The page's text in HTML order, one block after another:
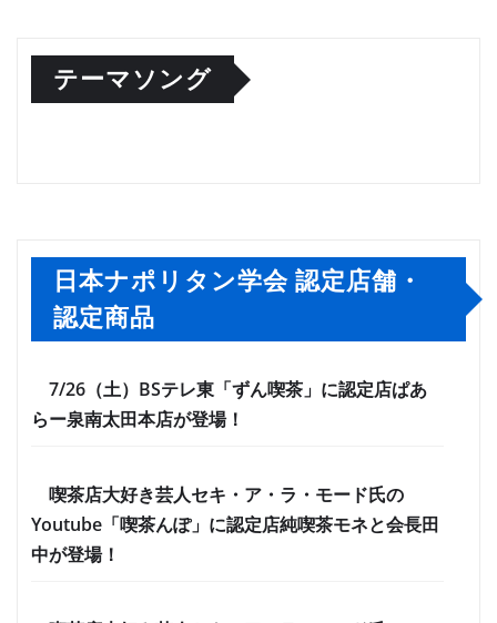
テーマソング
日本ナポリタン学会 認定店舗・
認定商品
7/26（土）BSテレ東「ずん喫茶」に認定店ぱあ
らー泉南太田本店が登場！
喫茶店大好き芸人セキ・ア・ラ・モード氏の
Youtube「喫茶んぽ」に認定店純喫茶モネと会長田
中が登場！